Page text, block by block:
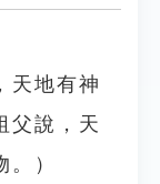
天地有神
父說，天
）